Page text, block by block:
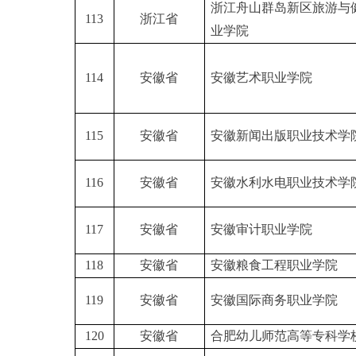
113 浙江省
浙江舟山群岛新区旅游与
业学院
114 安徽省 安徽艺术职业学院
115 安徽省 安徽新闻出版职业技术学
116 安徽省 安徽水利水电职业技术学
117 安徽省 安徽审计职业学院
118 安徽省 安徽粮食工程职业学院
119 安徽省 安徽国际商务职业学院
120 安徽省 合肥幼儿师范高等专科学